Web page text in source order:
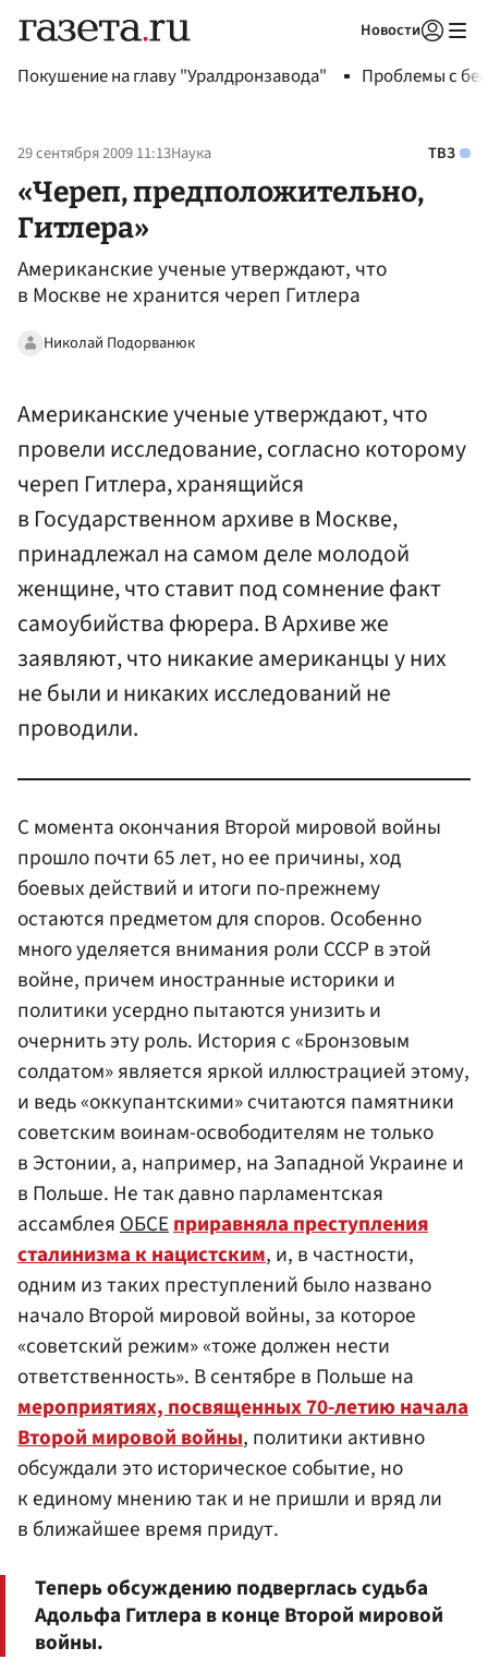
Новости
Покушение на главу "Уралдронзавода" Проблемы с
29 сентября 2009 11:13Наука ТВЗ
«Череп, предположительно,
Гитлера»
Американские ученые утверждают, что
в Москве не хранится череп Гитлера
Николай Подорванюк
Американские ученые утверждают, что
провели исследование, согласно которому
череп Гитлера, хранящийся
в Государственном архиве в Москве,
принадлежал на самом деле молодой
женщине, что ставит под сомнение факт
самоубийства фюрера. В Архиве же
заявляют, что никакие американцы у них
не были и никаких исследований не
проводили.
С момента окончания Второй мировой войны
прошло почти 65 лет, но ее причины, ход
боевых действий и итоги по-прежнему
остаются предметом для споров. Особенно
много уделяется внимания роли СССР в этой
войне, причем иностранные историки и
политики усердно пытаются унизить и
очернить эту роль. История с «Бронзовым
солдатом» является яркой иллюстрацией этому,
и ведь «оккупантскими» считаются памятники
советским воинам-освободителям не только
в Эстонии, а, например, на Западной Украине и
в Польше. Не так давно парламентская
ассамблея ОБСЕприравняла преступления
сталинизма к нацистским, и, в частности,
одним из таких преступлений было названо
начало Второй мировой войны, за которое
«советский режим» «тоже должен нести
ответственность». В сентябре в Польше на
мероприятиях, посвященных 70-летию начала
Второй мировой войны, политики активно
обсуждали это историческое событие, но
к единому мнению так и не пришли и вряд ли
в ближайшее время придут.
Теперь обсуждению подверглась судьба
Адольфа Гитлера в конце Второй мировой
войны.